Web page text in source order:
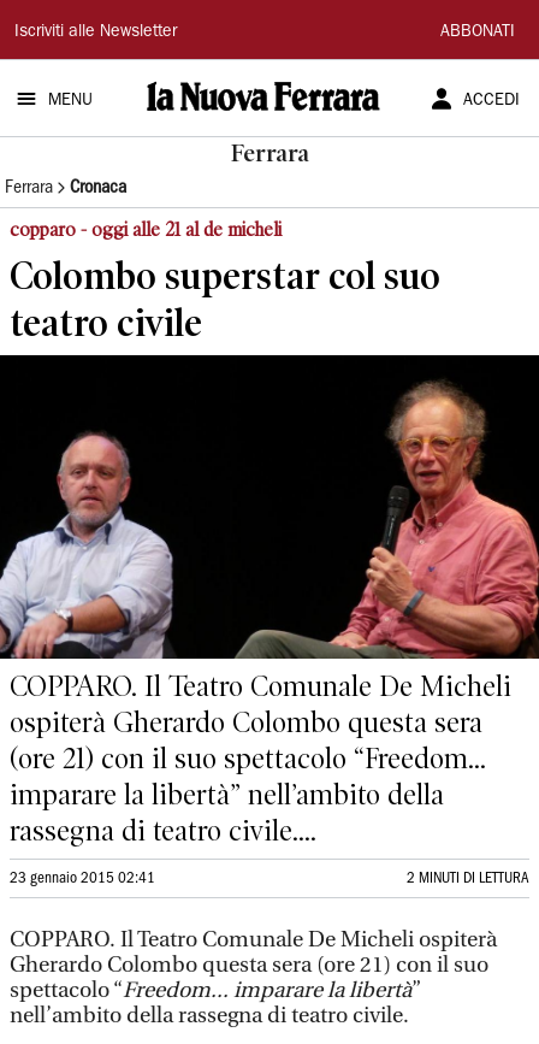
La
Nuova
Ferrara
Iscriviti alle Newsletter ABBONATI
MENU ACCEDI
Ferrara
Ferrara Cronaca
copparo - oggi alle 21 al de micheli
Colombo superstar col suo
teatro civile
COPPARO. Il Teatro Comunale De Micheli
ospiterà Gherardo Colombo questa sera
(ore 21) con il suo spettacolo “Freedom...
imparare la libertà” nell’ambito della
rassegna di teatro civile....
23 gennaio 2015 02:41 2 MINUTI DI LETTURA
COPPARO. Il Teatro Comunale De Micheli ospiterà
Gherardo Colombo questa sera (ore 21) con il suo
spettacolo “Freedom... imparare la libertà”
nell’ambito della rassegna di teatro civile.